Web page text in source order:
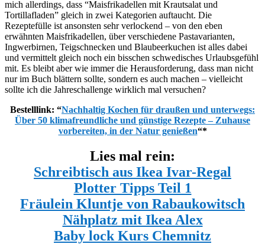
mich allerdings, dass “Maisfrikadellen mit Krautsalat und
Tortillafladen” gleich in zwei Kategorien auftaucht. Die
Rezeptefülle ist ansonsten sehr verlockend – von den eben
erwähnten Maisfrikadellen, über verschiedene Pastavarianten,
Ingwerbirnen, Teigschnecken und Blaubeerkuchen ist alles dabei
und vermittelt gleich noch ein bisschen schwedisches Urlaubsgefühl
mit. Es bleibt aber wie immer die Herausforderung, dass man nicht
nur im Buch blättern sollte, sondern es auch machen – vielleicht
sollte ich die Jahreschallenge wirklich mal versuchen?
Bestelllink: “Nachhaltig Kochen für draußen und unterwegs:
Über 50 klimafreundliche und günstige Rezepte – Zuhause
vorbereiten, in der Natur genießen“*
Lies mal rein:
Schreibtisch aus Ikea Ivar-Regal
Plotter Tipps Teil 1
Fräulein Kluntje von Rabaukowitsch
Nähplatz mit Ikea Alex
Baby lock Kurs Chemnitz